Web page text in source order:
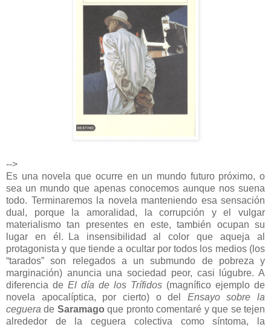
-->
Es una novela que ocurre en un mundo futuro próximo, o
sea un mundo que apenas conocemos aunque nos suena
todo. Terminaremos la novela manteniendo esa sensación
dual, porque la amoralidad, la corrupción y el vulgar
materialismo tan presentes en este, también ocupan su
lugar en él.
La insensibilidad al color que aqueja al
protagonista y que tiende a ocultar por todos los medios (los
“tarados” son relegados a un submundo de pobreza y
marginación) anuncia una sociedad peor, casi lúgubre. A
diferencia de El día de los Trífidos (magnífico ejemplo de
novela apocalíptica, por cierto) o del Ensayo sobre la
ceguera de Saramago que pronto comentaré y que se tejen
alrededor de la ceguera colectiva como síntoma, la